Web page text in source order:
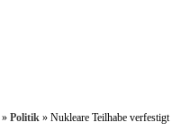
» Politik » Nukleare Teilhabe verfestigt